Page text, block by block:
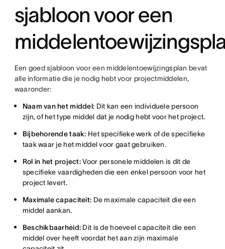
sjabloon voor een
Een goed sjabloon voor een middelentoewijzingsplan bevat
alle informatie die je nodig hebt voor projectmiddelen,
waaronder:
Naam van het middel: Dit kan een individuele persoon
zijn, of het type middel dat je nodig hebt voor het project.
Bijbehorende taak: Het specifieke werk of de specifieke
taak waar je het middel voor gaat gebruiken.
Rol in het project:Voor personele middelen is dit de
specifieke vaardigheden die een enkel persoon voor het
project levert.
Maximale capaciteit: De maximale capaciteit die een
middel aankan.
Beschikbaarheid: Dit is de hoeveel capaciteit die een
middel over heeft voordat het aan zijn maximale